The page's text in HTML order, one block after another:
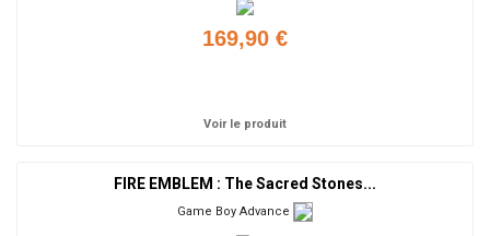
169,90 €
Voir le produit
FIRE EMBLEM : The Sacred Stones...
Game Boy Advance